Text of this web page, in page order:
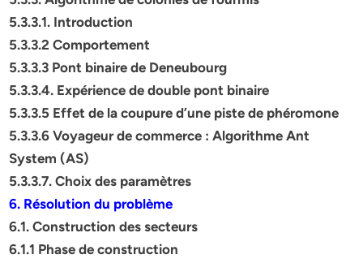
5.3.3.1. Introduction
5.3.3.2 Comportement
5.3.3.3 Pont binaire de Deneubourg
5.3.3.4. Expérience de double pont binaire
5.3.3.5 Effet de la coupure d’une piste de phéromone
5.3.3.6 Voyageur de commerce : Algorithme Ant
System (AS)
5.3.3.7. Choix des paramètres
6. Résolution du problème
6.1. Construction des secteurs
6.1.1 Phase de construction